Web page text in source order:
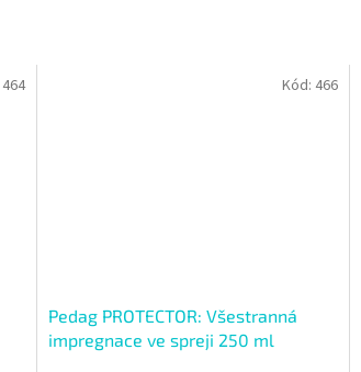
464
Pedag PROTECTOR: Všestranná
impregnace ve spreji 250 ml
Kód: 466